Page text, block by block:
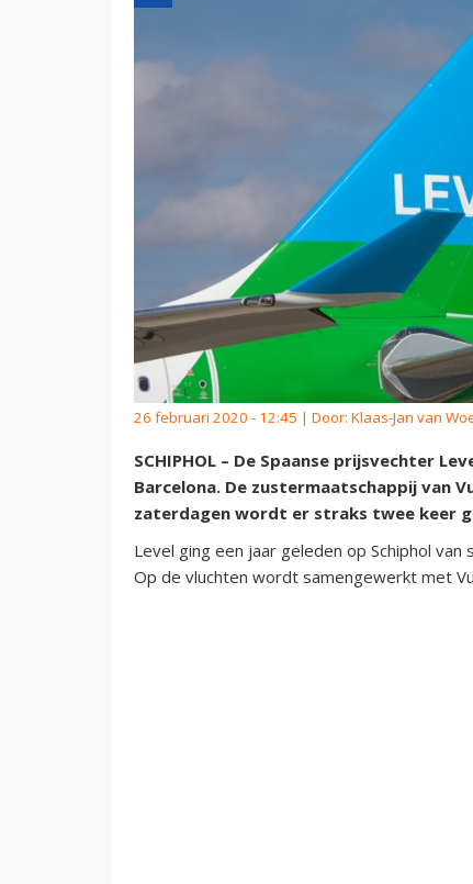
26 februari 2020 - 12:45 | Door: Klaas-Jan van
SCHIPHOL – De Spaanse prijsvechter
Barcelona. De zustermaatschappij van
zaterdagen wordt er straks twee keer
Level ging een jaar geleden op Schiphol
Op de vluchten wordt samengewerkt met